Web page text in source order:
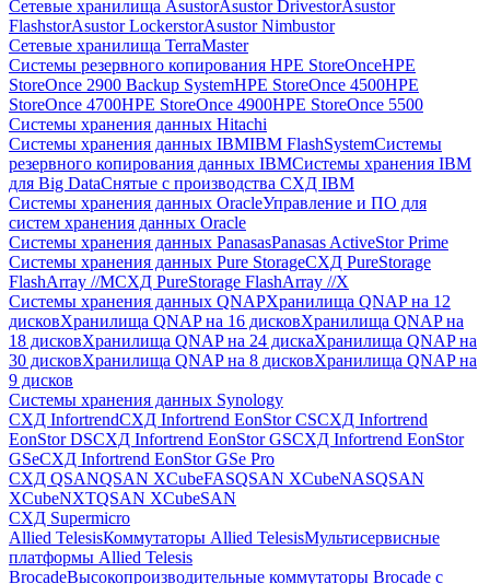
Сетевые хранилища AsustorAsustor DrivestorAsustor
FlashstorAsustor LockerstorAsustor Nimbustor
Сетевые хранилища TerraMaster
Системы резервного копирования HPE StoreOnceHPE
StoreOnce 2900 Backup SystemHPE StoreOnce 4500HPE
StoreOnce 4700HPE StoreOnce 4900HPE StoreOnce 5500
Системы хранения данных Hitachi
Системы хранения данных IBMIBM FlashSystemСистемы
резервного копирования данных IBMСистемы хранения IBM
для Big DataСнятые с производства СХД IBM
Системы хранения данных OracleУправление и ПО для
систем хранения данных Oracle
Системы хранения данных PanasasPanasas ActiveStor Prime
Системы хранения данных Pure StorageСХД PureStorage
FlashArray //MСХД PureStorage FlashArray //X
Системы хранения данных QNAPХранилища QNAP на 12
дисковХранилища QNAP на 16 дисковХранилища QNAP на
18 дисковХранилища QNAP на 24 дискаХранилища QNAP на
30 дисковХранилища QNAP на 8 дисковХранилища QNAP на
9 дисков
Системы хранения данных Synology
СХД InfortrendСХД Infortrend EonStor CSСХД Infortrend
EonStor DSСХД Infortrend EonStor GSСХД Infortrend EonStor
GSeСХД Infortrend EonStor GSe Pro
СХД QSANQSAN XCubeFASQSAN XCubeNASQSAN
XCubeNXTQSAN XCubeSAN
СХД Supermicro
Allied TelesisКоммутаторы Allied TelesisМультисервисные
платформы Allied Telesis
BrocadeВысокопроизводительные коммутаторы Brocade с